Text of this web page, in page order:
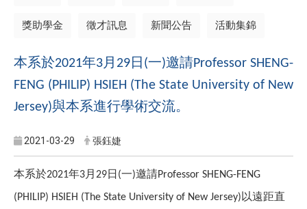
獎助學金 徵才訊息 新聞公告 活動集錦
本系於2021年3 月 29 日 (一)邀請Professor SHENG-
FENG (PHILIP) HSIEH (The State University of New
Jersey)與本系進行學術交流。
2021-03-29 張鈺婕
本系於2021年3月 29日 (一)邀請Professor SHENG-FENG
(PHILIP) HSIEH (The State University of New Jersey) 以遠距直